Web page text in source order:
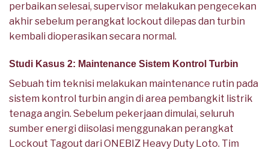
perbaikan selesai, supervisor melakukan pengecekan
akhir sebelum perangkat lockout dilepas dan turbin
kembali dioperasikan secara normal.
Studi Kasus 2: Maintenance Sistem Kontrol Turbin
Sebuah tim teknisi melakukan maintenance rutin pada
sistem kontrol turbin angin di area pembangkit listrik
tenaga angin. Sebelum pekerjaan dimulai, seluruh
sumber energi diisolasi menggunakan perangkat
Lockout Tagout dari ONEBIZ Heavy Duty Loto. Tim